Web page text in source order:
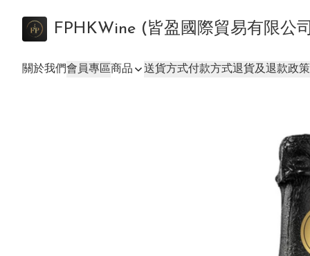
FPHKWine (皆盈國際貿易有限公
關於我們會員專區商品 送貨方式付款方式退貨及退款政策